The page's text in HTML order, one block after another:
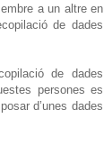
a un altre en
de dades
de dades
persones es
d’unes dades